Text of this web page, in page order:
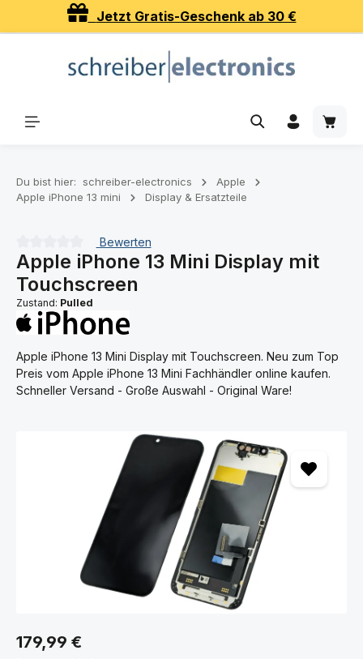
Zum Hauptinhalt springenJetzt Gratis-Geschenk ab 30 €
Du bist hier: schreiber-electronics
Apple
Apple iPhone 13 mini
Display & Ersatzteile
Durchschnittliche Bewertung von 0 von 5 Sternen
Bewerten
Apple iPhone 13 Mini Display mit
Touchscreen
Zustand: Pulled
Apple iPhone 13 Mini Display mit Touchscreen. Neu zum Top
Preis vom Apple iPhone 13 Mini Fachhändler online kaufen.
Schneller Versand - Große Auswahl - Original Ware!
Bildergalerie überspringen
179,99 €